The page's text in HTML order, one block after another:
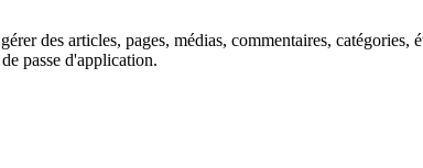
des articles, pages, médias, commentaires,
passe d'application.